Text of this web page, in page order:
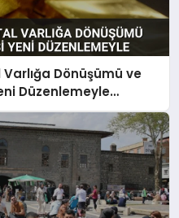
Dönüşümü ve
Düzenlemeyle